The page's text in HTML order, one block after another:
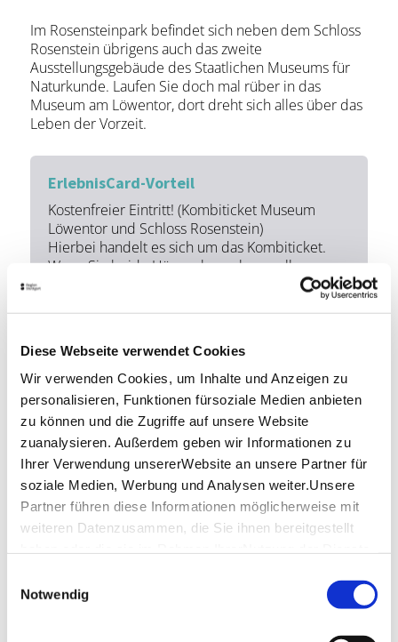
Diese Webseite verwendet Cookies
Wir verwenden Cookies, um Inhalte und Anzeigen zu
personalisieren, Funktionen fürsoziale Medien anbieten
zu können und die Zugriffe auf unsere Website
zuanalysieren. Außerdem geben wir Informationen zu
Ihrer Verwendung unsererWebsite an unsere Partner für
soziale Medien, Werbung und Analysen weiter.Unsere
Partner führen diese Informationen möglicherweise mit
weiteren Datenzusammen, die Sie ihnen bereitgestellt
Impressum
Notwendig
Im Rosensteinpark befindet sich neben dem Schloss
Rosenstein übrigens auch das zweite
Ausstellungsgebäude des Staatlichen Museums für
Naturkunde. Laufen Sie doch mal rüber in das
Museum am Löwentor, dort dreht sich alles über das
Leben der Vorzeit.
ErlebnisCard-Vorteil
Kostenfreier Eintritt! (Kombiticket Museum
Löwentor und Schloss Rosenstein)
Hierbei handelt es sich um das Kombiticket.
Wenn Sie beide Häuser besuchen wollen,
müssen Sie das am selben Tag einplanen.
Infos zur ErlebnisCard
Öffnungszeiten
Montag
-
Dienstag
09:00 - 17:00
Mittwoch
09:00 - 17:00
Donnerstag
09:00 - 17:00
Freitag
09:00 - 17:00
Samstag